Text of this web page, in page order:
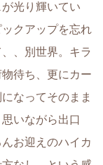
光り輝いてい
クアップを忘れ
、別世界。キラ
待ち、更にカー
なってそのまま
いながら出口
お迎えのハイカ